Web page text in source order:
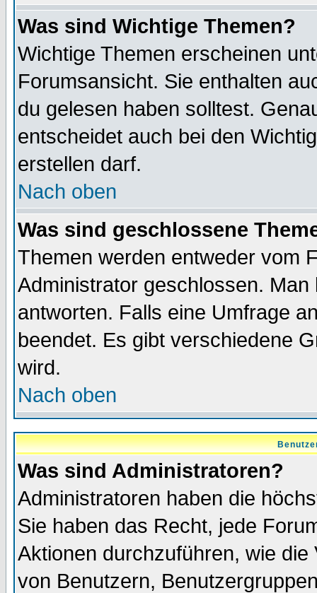
Was sind Wichtige Themen?
Wichtige Themen erscheinen
Forumsansicht. Sie enthalten
du gelesen haben solltest.
entscheidet auch bei den
erstellen darf.
Nach oben
Was sind geschlossene
Themen werden entweder vom
Administrator geschlossen.
antworten. Falls eine Umfrage
beendet. Es gibt verschiedene
wird.
Nach oben
Was sind Administratoren?
Administratoren haben die
Sie haben das Recht, jede
Aktionen durchzuführen, wie
von Benutzern,